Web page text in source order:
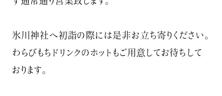
氷川神社へ初詣の際には是非お立ち寄りください。
わらびもちドリンクのホットもご用意してお待ちして
おります。